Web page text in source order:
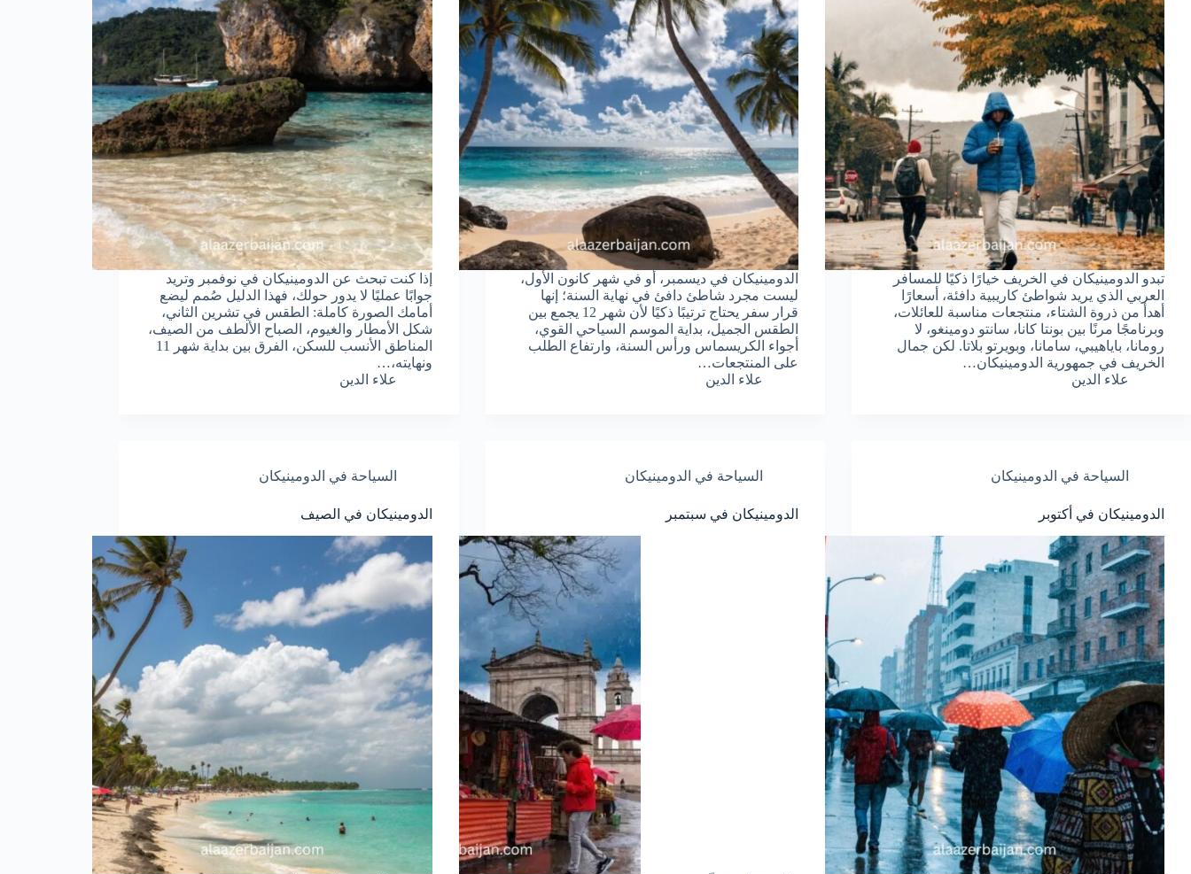
تبدو الدومينيكان في الخريف خيارًا ذكيًا للمسافر
العربي الذي يريد شواطئ كاريبية دافئة، أسعارًا
أهدأ من ذروة الشتاء، منتجعات مناسبة للعائلات،
وبرنامجًا مرنًا بين بونتا كانا، سانتو دومينغو، لا
رومانا، باياهيبي، سامانا، وبويرتو بلاتا. لكن جمال
الخريف في جمهورية الدومينيكان…
علاء الدين
الدومينيكان في ديسمبر، أو في شهر كانون الأول،
ليست مجرد شاطئ دافئ في نهاية السنة؛ إنها
قرار سفر يحتاج ترتيبًا ذكيًا لأن شهر 12 يجمع بين
الطقس الجميل، بداية الموسم السياحي القوي،
أجواء الكريسماس ورأس السنة، وارتفاع الطلب
على المنتجعات…
علاء الدين
إذا كنت تبحث عن الدومينيكان في نوفمبر وتريد
جوابًا عمليًا لا يدور حولك، فهذا الدليل صُمم ليضع
أمامك الصورة كاملة: الطقس في تشرين الثاني،
شكل الأمطار والغيوم، الصباح الألطف من الصيف،
المناطق الأنسب للسكن، الفرق بين بداية شهر 11
ونهايته،…
علاء الدين
السياحة في الدومينيكان
الدومينيكان في أكتوبر
السياحة في الدومينيكان
الدومينيكان في سبتمبر
السياحة في الدومينيكان
الدومينيكان في الصيف